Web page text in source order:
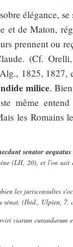
élégance,
et de Maton,
prennent ou
(Cf.
1825,
milice.
même
les Romains
senator
(LII, 20), et l'on
les jurisconsultes
sénat. (Ibid., Ulpien, 7,
viarum